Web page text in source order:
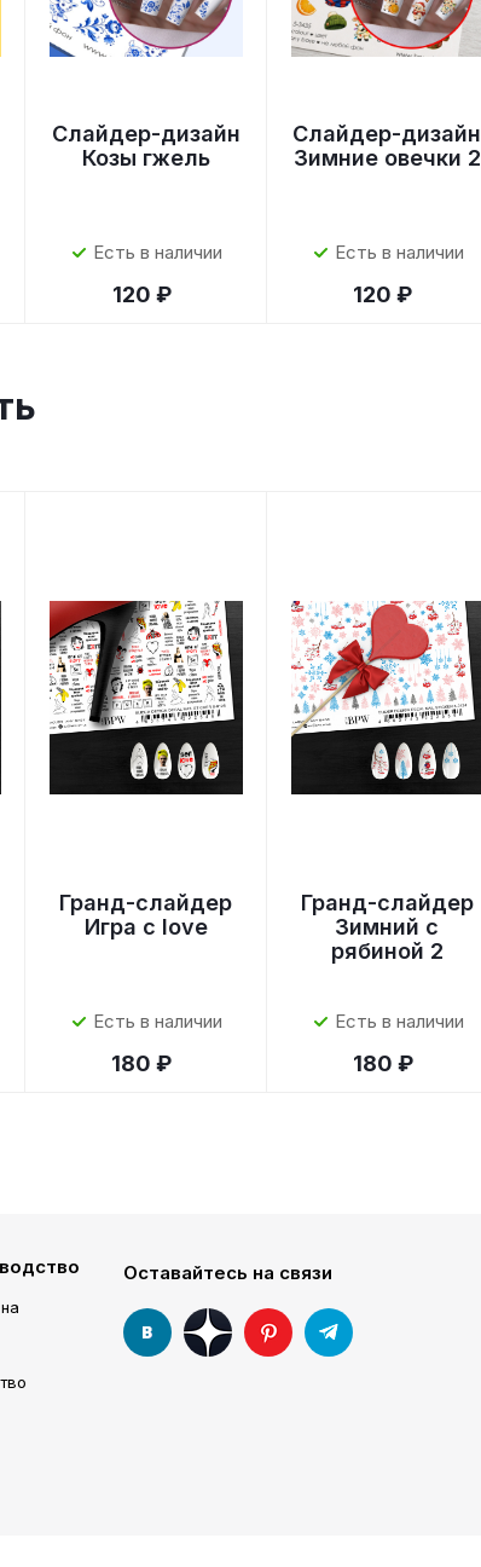
Слайдер-дизайн
Козы гжель
Есть в наличии
120 ₽
Слайдер-дизайн
Зимние овечки 2
Есть в наличии
120 ₽
Гранд-слайдер
Игра с love
Есть в наличии
180 ₽
Гранд-слайдер
Зимний с
рябиной 2
Есть в наличии
180 ₽
Оставайтесь на связи